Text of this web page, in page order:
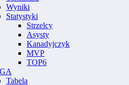
Wyniki
Statystyki
Strzelcy
Asysty
Kanadyjczyk
MVP
TOP6
Tabela